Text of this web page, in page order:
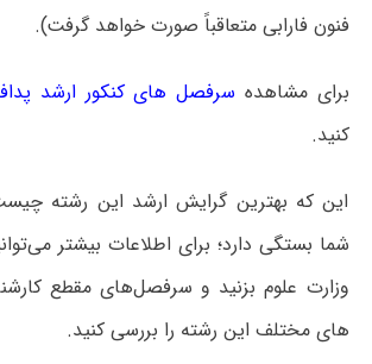
فنون فارابی متعاقباً صورت خواهد گرفت).
برای مشاهده سرفصل های کنکور ارشد
کنید.
این که بهترین گرایش ارشد این رشته
شما بستگی دارد؛ برای اطلاعات بیشتر
وزارت علوم بزنید و سرفصل‌های مقطع
های مختلف این رشته را بررسی کنید.